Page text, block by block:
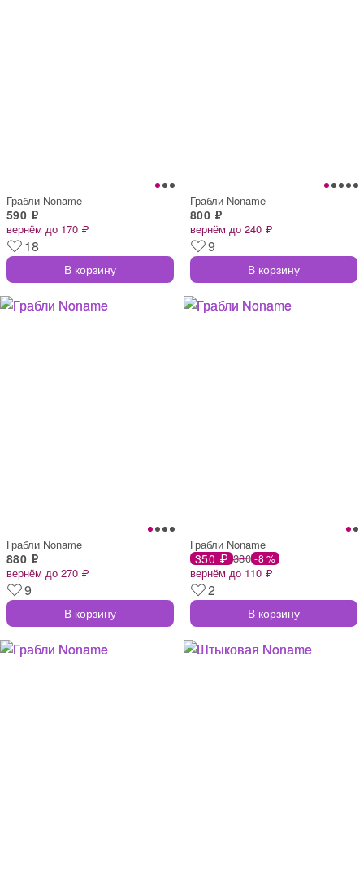
Грабли Noname
590 ₽
вернём до 170 ₽
18
В корзину
Грабли Noname
800 ₽
вернём до 240 ₽
9
В корзину
Грабли Noname
880 ₽
вернём до 270 ₽
9
В корзину
Грабли Noname
350 ₽ 380 -8 %
вернём до 110 ₽
2
В корзину